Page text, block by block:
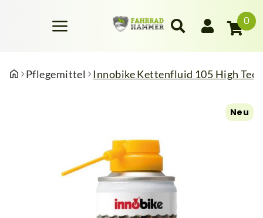
0
Pflegemittel Innobike Kettenfluid 105 High
Neu